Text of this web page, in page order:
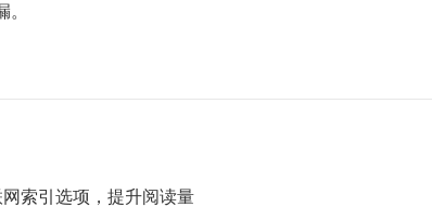
索引选项，提升阅读量